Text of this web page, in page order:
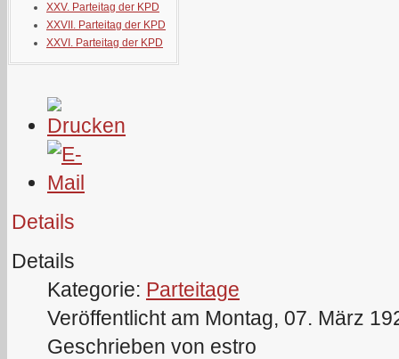
XXV. Parteitag der KPD
XXVII. Parteitag der KPD
XXVI. Parteitag der KPD
Details
Details
Kategorie: Parteitage
Veröffentlicht am Montag, 07. März
Geschrieben von estro